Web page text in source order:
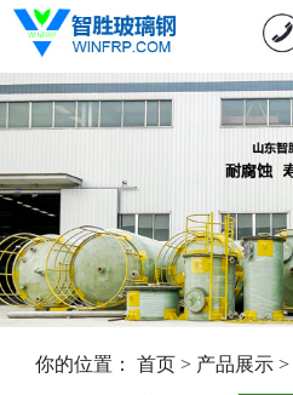
你的位置： 首页> 产品展示>